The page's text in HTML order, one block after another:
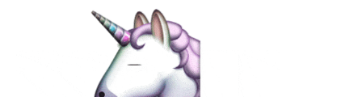
Фильмы и сериалы